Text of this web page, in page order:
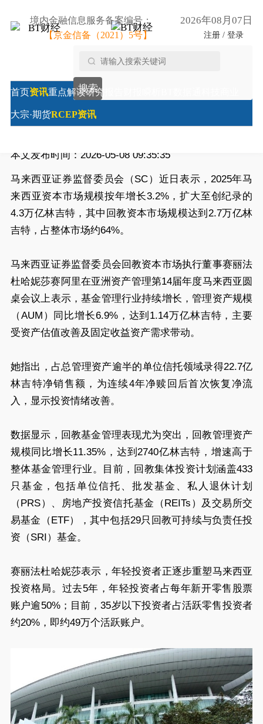
境内金融信息服务备案编号：
【京金信备（2021）5号】
2026年08月07日
注册 / 登录
搜索
首页资讯重点解读研究报告
大宗·期货RCEP资讯
RCEP资讯/马来西亚资本市场总规模达4.3万亿林
吉特
马来西亚资本市场总规模达4.3万亿林吉特
本文发布时间：2026-05-08 09:35:35
马来西亚证券监督委员会（SC）近日表示，2025年马
来西亚资本市场规模按年增长3.2%，扩大至创纪录的
4.3万亿林吉特，其中回教资本市场规模达到2.7万亿林
吉特，占整体市场约64%。
马来西亚证券监督委员会回教资本市场执行董事赛丽法
杜哈妮莎赛阿里在亚洲资产管理第14届年度马来西亚圆
桌会议上表示，基金管理行业持续增长，管理资产规模
（AUM）同比增长6.9%，达到1.14万亿林吉特，主要
受资产估值改善及固定收益资产需求带动。
她指出，占总管理资产逾半的单位信托领域录得22.7亿
林吉特净销售额，为连续4年净赎回后首次恢复净流
入，显示投资情绪改善。
数据显示，回教基金管理表现尤为突出，回教管理资产
规模同比增长11.35%，达到2740亿林吉特，增速高于
整体基金管理行业。目前，回教集体投资计划涵盖433
只基金，包括单位信托、批发基金、私人退休计划
（PRS）、房地产投资信托基金（REITs）及交易所交
易基金（ETF），其中包括29只回教可持续与负责任投
资（SRI）基金。
赛丽法杜哈妮莎表示，年轻投资者正逐步重塑马来西亚
投资格局。过去5年，年轻投资者占每年新开零售股票
账户逾50%；目前，35岁以下投资者占活跃零售投资者
约20%，即约49万个活跃账户。